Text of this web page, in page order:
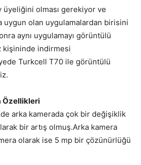
üyeliğini olması gerekiyor ve
uygun olan uygulamalardan birisini
aynı uygulamayı görüntülü
kişininde indirmesi
Turkcell T70 ile görüntülü
Özellikleri
arka kamerada çok bir değişiklik
bir artış olmuş.Arka kamera
olarak ise 5 mp bir çözünürlüğü